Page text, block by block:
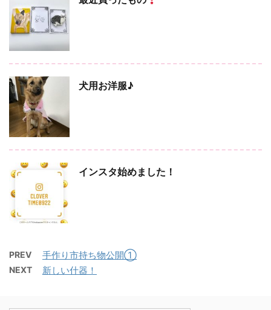
犬用お洋服♪
インスタ始めました！
PREV 手作り市持ち物公開①
NEXT 新しい什器！